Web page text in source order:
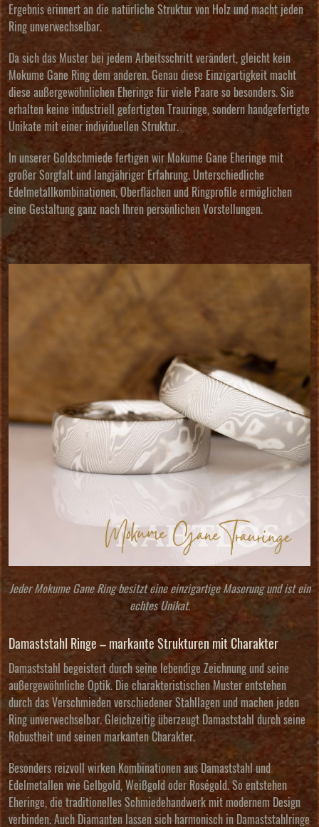
Ergebnis erinnert an die natürliche Struktur von Holz und macht jeden
Ring unverwechselbar.
Da sich das Muster bei jedem Arbeitsschritt verändert, gleicht kein
Mokume Gane Ring dem anderen. Genau diese Einzigartigkeit macht
diese außergewöhnlichen Eheringe für viele Paare so besonders. Sie
erhalten keine industriell gefertigten Trauringe, sondern handgefertigte
Unikate mit einer individuellen Struktur.
In unserer Goldschmiede fertigen wir Mokume Gane Eheringe mit
großer Sorgfalt und langjähriger Erfahrung. Unterschiedliche
Edelmetallkombinationen, Oberflächen und Ringprofile ermöglichen
eine Gestaltung ganz nach Ihren persönlichen Vorstellungen.
Jeder Mokume Gane Ring besitzt eine einzigartige Maserung und ist ein
echtes Unikat.
Damaststahl Ringe – markante Strukturen mit Charakter
Damaststahl begeistert durch seine lebendige Zeichnung und seine
außergewöhnliche Optik. Die charakteristischen Muster entstehen
durch das Verschmieden verschiedener Stahllagen und machen jeden
Ring unverwechselbar. Gleichzeitig überzeugt Damaststahl durch seine
Robustheit und seinen markanten Charakter.
Besonders reizvoll wirken Kombinationen aus Damaststahl und
Edelmetallen wie Gelbgold, Weißgold oder Roségold. So entstehen
Eheringe, die traditionelles Schmiedehandwerk mit modernem Design
verbinden. Auch Diamanten lassen sich harmonisch in Damaststahlringe